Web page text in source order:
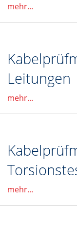
mehr...
Leitungen
mehr...
mehr...